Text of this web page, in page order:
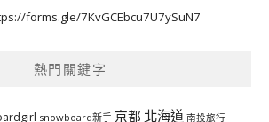
forms.gle/7KvGCEbcu7U7ySuN7
熱門關鍵字
snowboard新手 京都 北海道 南投旅行